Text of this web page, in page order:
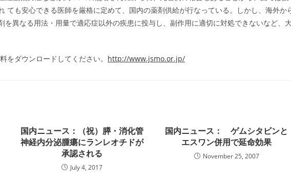
ても安心できる医師を厳格に定めて、国内の薬剤供給が行なっている。しかし、海外か
を異なる用法・用量で適応症以外の疾患に投与し、副作用に適切に対処できないなど、大
をダウンロードしてください。 http://www.jsmo.or.jp/
国内ニュース：（祝）膵・消化管
神経内分泌腫瘍にランレオチドが
承認される
July 4, 2017
国内ニュース： ゲムシタビンと
エスワン併用で延命効果
November 25, 2007